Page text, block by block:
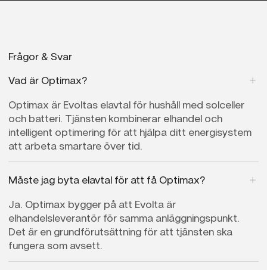
Frågor & Svar
Vad är Optimax?
Optimax är Evoltas elavtal för hushåll med solceller
och batteri. Tjänsten kombinerar elhandel och
intelligent optimering för att hjälpa ditt energisystem
att arbeta smartare över tid.
Måste jag byta elavtal för att få Optimax?
Ja. Optimax bygger på att Evolta är
elhandelsleverantör för samma anläggningspunkt.
Det är en grundförutsättning för att tjänsten ska
fungera som avsett.